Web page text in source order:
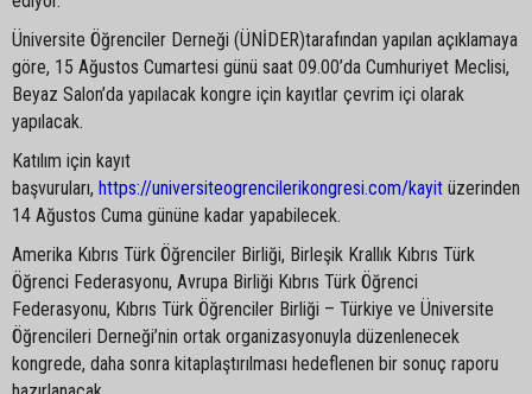
Üniversite Öğrenciler Derneği (ÜNİDER)tarafından yapılan açıklamaya
göre, 15 Ağustos Cumartesi günü saat 09.00’da Cumhuriyet Meclisi,
Beyaz Salon’da yapılacak kongre için kayıtlar çevrim içi olarak
yapılacak.
Katılım için kayıt
başvuruları, https://universiteogrencilerikongresi.com/kayit üzerinden
14 Ağustos Cuma gününe kadar yapabilecek.
Amerika Kıbrıs Türk Öğrenciler Birliği, Birleşik Krallık Kıbrıs Türk
Öğrenci Federasyonu, Avrupa Birliği Kıbrıs Türk Öğrenci
Federasyonu, Kıbrıs Türk Öğrenciler Birliği – Türkiye ve Üniversite
Öğrencileri Derneği’nin ortak organizasyonuyla düzenlenecek
kongrede, daha sonra kitaplaştırılması hedeflenen bir sonuç raporu